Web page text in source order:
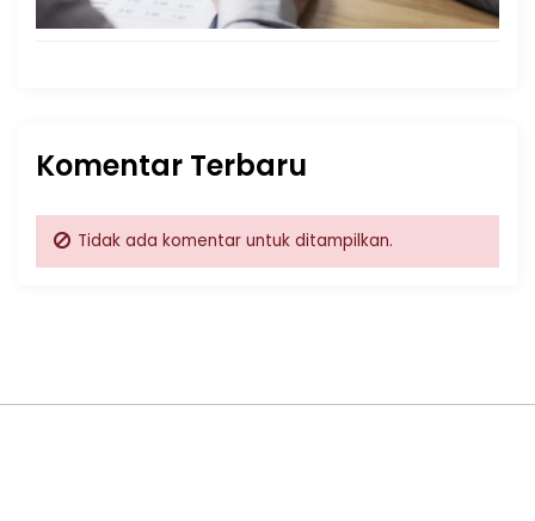
Komentar Terbaru
Tidak ada komentar untuk ditampilkan.